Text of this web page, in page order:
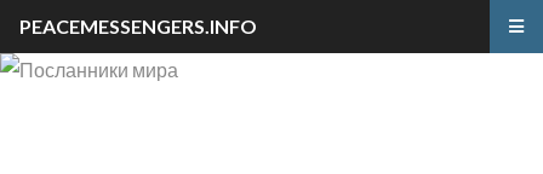
PEACEMESSENGERS.INFO